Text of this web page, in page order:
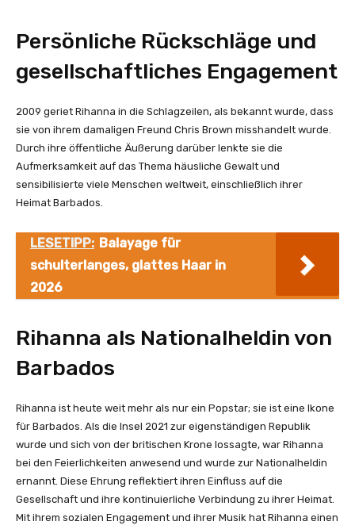
Persönliche Rückschläge und
gesellschaftliches Engagement
2009 geriet Rihanna in die Schlagzeilen, als bekannt wurde, dass
sie von ihrem damaligen Freund Chris Brown misshandelt wurde.
Durch ihre öffentliche Äußerung darüber lenkte sie die
Aufmerksamkeit auf das Thema häusliche Gewalt und
sensibilisierte viele Menschen weltweit, einschließlich ihrer
Heimat Barbados.
LESETIPP: Balayage für
schulterlanges, glattes Haar in
2026
Rihanna als Nationalheldin von
Barbados
Rihanna ist heute weit mehr als nur ein Popstar; sie ist eine Ikone
für Barbados. Als die Insel 2021 zur eigenständigen Republik
wurde und sich von der britischen Krone lossagte, war Rihanna
bei den Feierlichkeiten anwesend und wurde zur Nationalheldin
ernannt. Diese Ehrung reflektiert ihren Einfluss auf die
Gesellschaft und ihre kontinuierliche Verbindung zu ihrer Heimat.
Mit ihrem sozialen Engagement und ihrer Musik hat Rihanna einen